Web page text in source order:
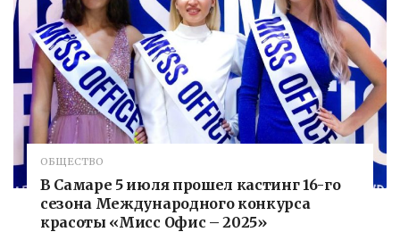
ОБЩЕСТВО
В Самаре 5 июля прошел кастинг 16-го
сезона Международного конкурса
красоты «Мисс Офис – 2025»